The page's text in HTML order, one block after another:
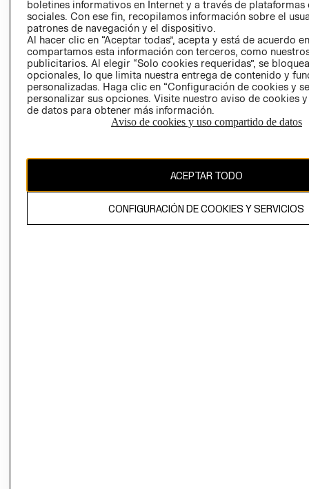
AVISO DE
COOKIES
Uruguay ($U)
El contenido de esta página web está protegido por copyright y es
propiedad de H&M Hennes & Mauritz AB.
boletines informativos en Internet y a través de plataformas
sociales. Con ese fin, recopilamos información sobre el
patrones de navegación y el dispositivo.
Al hacer clic en “Aceptar todas”, acepta y está de acuerdo
compartamos esta información con terceros, como
publicitarios. Al elegir “Solo cookies requeridas”, se
opcionales, lo que limita nuestra entrega de contenido y
personalizadas. Haga clic en “Configuración de cookies y
personalizar sus opciones. Visite nuestro aviso de cookies
de datos para obtener más información.
Aviso de cookies y uso compartido de datos
ACEPTAR TODO
CONFIGURACIÓN DE COOKIES Y SERVICIOS